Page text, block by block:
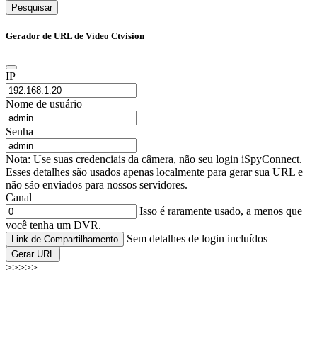
Pesquisar
Gerador de URL de Vídeo Ctvision
IP
Nome de usuário
Senha
Nota: Use suas credenciais da câmera, não seu login iSpyConnect.
Esses detalhes são usados apenas localmente para gerar sua URL e
não são enviados para nossos servidores.
Canal
Isso é raramente usado, a menos que
você tenha um DVR.
Link de Compartilhamento Sem detalhes de login incluídos
Gerar URL
>>>>>